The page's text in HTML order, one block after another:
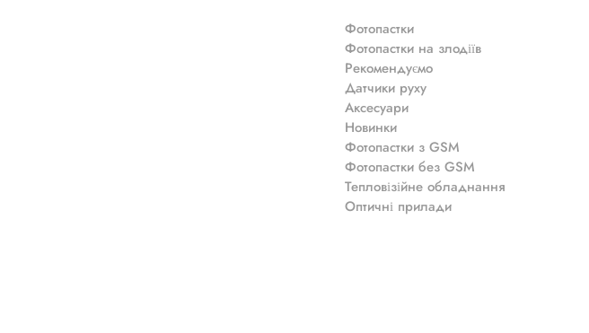
Фотопастки
Фотопастки на злодіїв
Рекомендуємо
Датчики руху
Аксесуари
Новинки
Фотопастки з GSM
Фотопастки без GSM
Тепловізійне обладнання
Оптичні прилади